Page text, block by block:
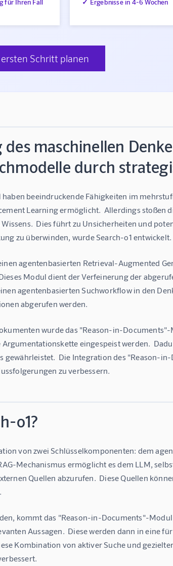
ersten Schritt planen
maschinellen
durch
beeindruckende Fähigkeiten im
Learning ermöglicht.  Allerdings stoßen
Dies führt zu Unsicherheiten und
zu überwinden, wurde Search-o1 entwickelt.
agentenbasierten Retrieval-Augmented
Modul dient der Verfeinerung der
agentenbasierten Suchworkflow in den
abgerufen werden.
wurde das "Reason-in-
eingespeist werden.
gewährleistet.  Die Integration des "Reason-
zu verbessern.
o1?
von zwei Schlüsselkomponenten: dem
Mechanismus ermöglicht es dem LLM,
Quellen abzurufen.  Diese Quellen
kommt das "Reason-in-Documents"-
Aussagen.  Diese werden dann in eine
Kombination von aktiver Suche und